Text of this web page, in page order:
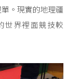
。現實的地理疆
世界裡面競技較